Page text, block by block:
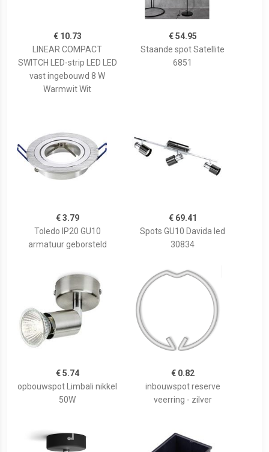
€ 10.73
LINEAR COMPACT
SWITCH LED-strip LED LED
vast ingebouwd 8 W
Warmwit Wit
€ 54.95
Staande spot Satellite
6851
€ 3.79
Toledo IP20 GU10
armatuur geborsteld
€ 69.41
Spots GU10 Davida led
30834
€ 5.74
opbouwspot Limbali nikkel
50W
€ 0.82
inbouwspot reserve
veerring - zilver